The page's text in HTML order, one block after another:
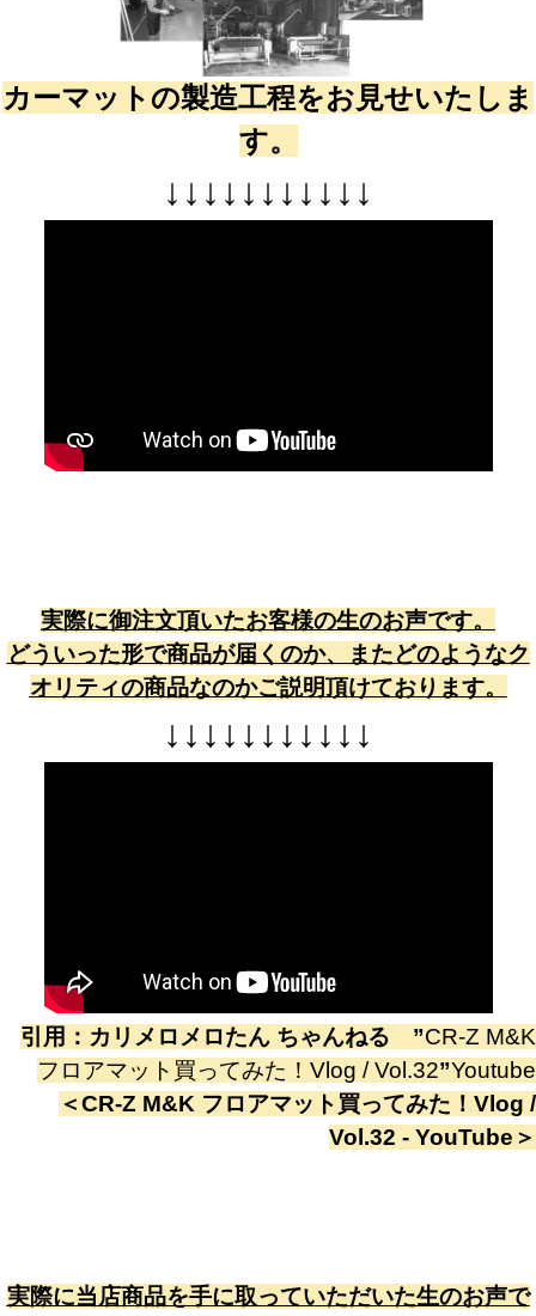
カーマットの製造工程をお見せいたしま
す。
↓ ↓ ↓ ↓ ↓ ↓ ↓ ↓ ↓ ↓ ↓
実際に御注文頂いたお客様の生のお声です。
どういった形で商品が届くのか、またどのようなク
オリティの商品なのかご説明頂けております。
↓ ↓ ↓ ↓ ↓ ↓ ↓ ↓ ↓ ↓ ↓
引用： カリメロメロたん ちゃんねる ”CR-Z M&K
フロアマット買ってみた！Vlog / Vol.32”Youtube
＜CR-Z M&K フロアマット買ってみた！Vlog /
Vol.32 - YouTube ＞
実際に当店商品を手に取っていただいた生のお声で